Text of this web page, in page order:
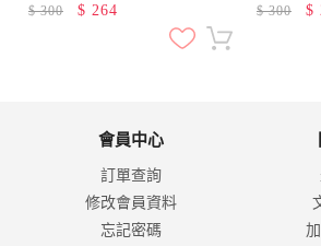
$300 $ 264 $300 $
會員中心
訂單查詢
修改會員資料
忘記密碼